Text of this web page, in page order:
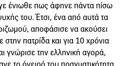
ένιωθε πως άφηνε πάντα πίσω
του. Έτσι, ένα από αυτά τα
αποφάσισε να ακούσει
στην πατρίδα και για 10 χρόνια
γνώρισε την ελληνική αγορά,